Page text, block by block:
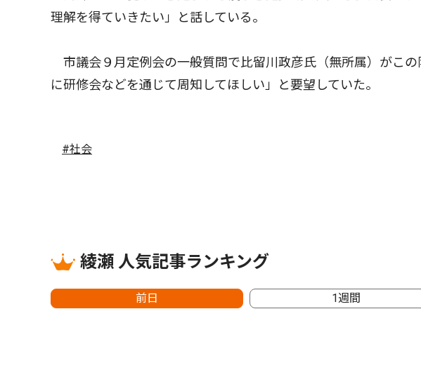
理解を得ていきたい」と話している。
市議会９月定例会の一般質問で比留川政彦氏（無所属）がこ
に研修会などを通じて周知してほしい」と要望していた。
#社会
綾瀬 人気記事ランキング
前日 1週間